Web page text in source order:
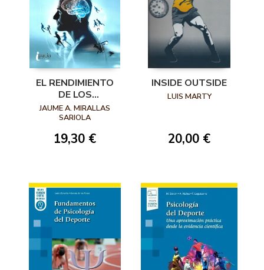
EL RENDIMIENTO
DE LOS
DEPORTISTAS
DESDE UNA
LA PSICOLOGÍA
JAUME A. MIRALLAS
SARIOLA
19,30 €
INSIDE OUTSIDE
LUIS MARTY
20,00 €